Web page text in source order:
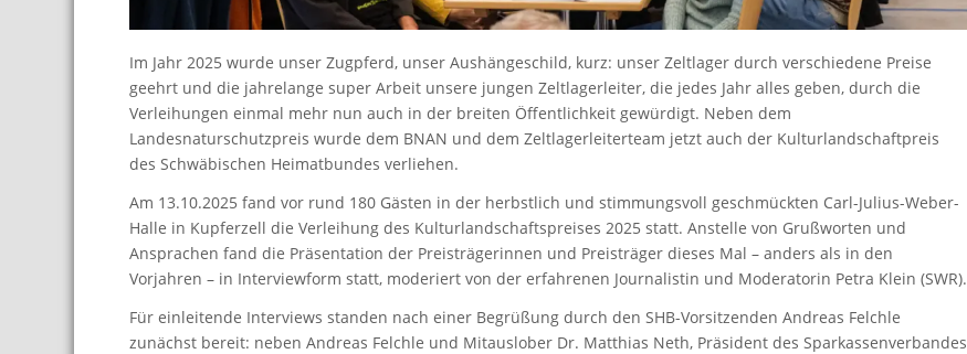
Im Jahr 2025 wurde unser Zugpferd, unser Aushängeschild, kurz: unser Zeltlager durch verschiedene Preise
geehrt und die jahrelange super Arbeit unsere jungen Zeltlagerleiter, die jedes Jahr alles geben, durch die
Verleihungen einmal mehr nun auch in der breiten Öffentlichkeit gewürdigt. Neben dem
Landesnaturschutzpreis wurde dem BNAN und dem Zeltlagerleiterteam jetzt auch der Kulturlandschaftpreis
des Schwäbischen Heimatbundes verliehen.
Am 13.10.2025 fand vor rund 180 Gästen in der herbstlich und stimmungsvoll geschmückten Carl-Julius-Weber-
Halle in Kupferzell die Verleihung des Kulturlandschaftspreises 2025 statt. Anstelle von Grußworten und
Ansprachen fand die Präsentation der Preisträgerinnen und Preisträger dieses Mal – anders als in den
Vorjahren – in Interviewform statt, moderiert von der erfahrenen Journalistin und Moderatorin Petra Klein (SWR).
Für einleitende Interviews standen nach einer Begrüßung durch den SHB-Vorsitzenden Andreas Felchle
zunächst bereit: neben Andreas Felchle und Mitauslober Dr. Matthias Neth, Präsident des Sparkassenverbandes